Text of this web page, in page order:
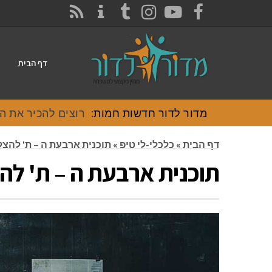
FACEBOOK
YOUTUBE
INSTAGRAM
TUMBLR
דף הבית
מדור לדור חדשות חמות: רוצים להכיר את
דף הבית » כלכלי-לי טיפ » תוכנית ארבעת ה – ת'
תוכנית ארבעת ה – ת'